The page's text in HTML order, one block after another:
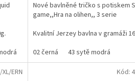
12 tyrkysová 31 oranžová
z
5
Nové bavlněné tričko s potiskem
game,,Hra na olihen,, 3 serie
Kvalitní Jerzey bavlna v gramáži
Tričko s tematikou
pro mládež roku 2024
02 černá 43 sytě modrá
ERN Kód: